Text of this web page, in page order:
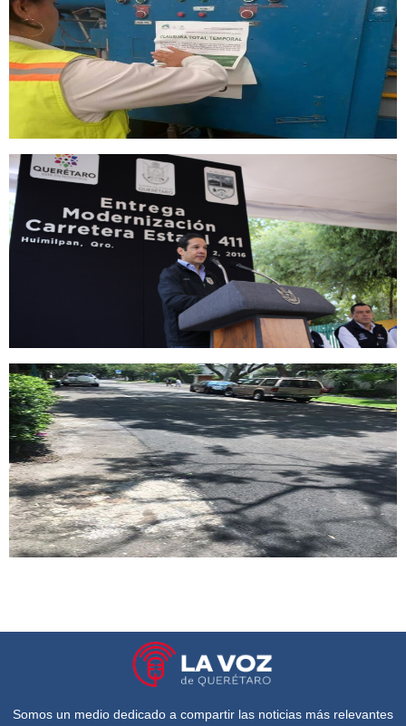
Somos un medio dedicado a compartir las noticias más relevantes